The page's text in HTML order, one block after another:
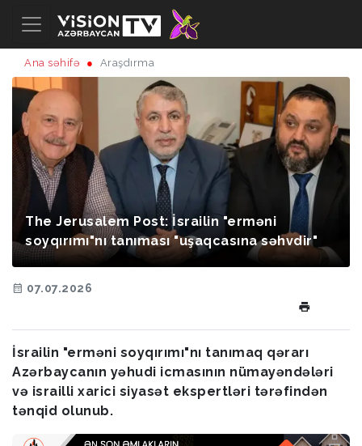
Ana səhifə Araşdırma
The Jerusalem Post: İsrailin "erməni
soyqırımı"nı tanıması "uşaqcasına səhvdir"
07.07.2026
İsrailin "erməni soyqırımı"nı tanımaq qərarı
Azərbaycanın yəhudi icmasının nümayəndələri
və israilli xarici siyasət ekspertləri tərəfindən
tənqid olunub.